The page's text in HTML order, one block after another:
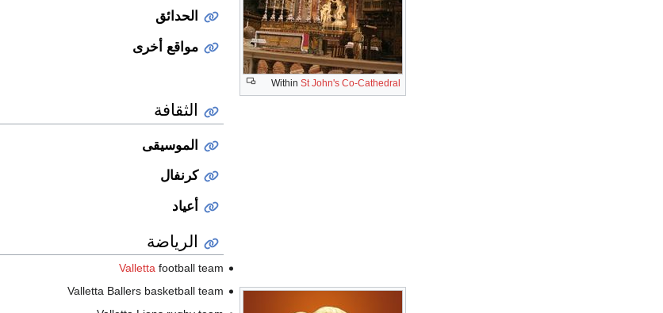
Within St John's Co-Cathedral
الحدائق
مواقع أخرى
الثقافة
الموسيقى
كرنفال
أعياد
الرياضة
Valletta football team
Valletta Ballers basketball team